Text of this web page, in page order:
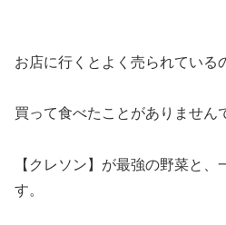
お店に行くとよく売られている
買って食べたことがありません
【クレソン】が最強の野菜と、
す。